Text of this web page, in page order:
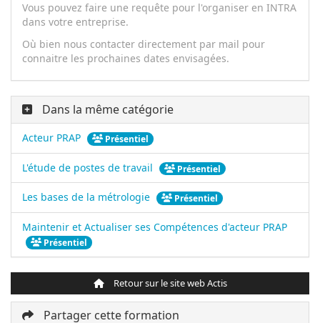
Vous pouvez faire une requête pour l'organiser en INTRA
dans votre entreprise.
Où bien nous contacter directement par mail pour
connaitre les prochaines dates envisagées.
Dans la même catégorie
Acteur PRAP Présentiel
L'étude de postes de travail Présentiel
Les bases de la métrologie Présentiel
Maintenir et Actualiser ses Compétences d'acteur PRAP
Présentiel
Retour sur le site web Actis
Partager cette formation